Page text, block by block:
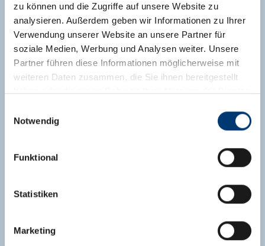
zu können und die Zugriffe auf unsere Website zu
analysieren. Außerdem geben wir Informationen zu Ihrer
Verwendung unserer Website an unsere Partner für
soziale Medien, Werbung und Analysen weiter. Unsere
Partner führen diese Informationen möglicherweise mit
weiteren Daten zusammen, die Sie ihnen bereitgestellt
haben oder die sie im Rahmen Ihrer Nutzung der Dienste
Rohr 23// A-6280 Zell am Ziller
www.zillertalarena.com
Notwendig
Funktional
Statistiken
Marketing